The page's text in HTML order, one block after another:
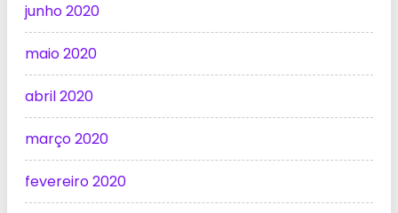
junho 2020
maio 2020
abril 2020
março 2020
fevereiro 2020